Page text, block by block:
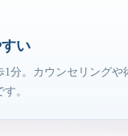
い
1分。カウンセリングや
。